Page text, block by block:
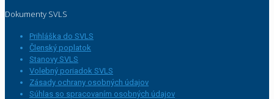
Dokumenty SVLS
Prihláška do SVLS
Členský poplatok
Stanovy SVLS
Volebný poriadok SVLS
Zásady ochrany osobných údajov
Súhlas so spracovaním osobných údajov